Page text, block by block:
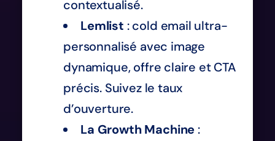
contextualisé.
Lemlist : cold email ultra-
personnalisé avec image
dynamique, offre claire et CTA
précis. Suivez le taux
d’ouverture.
La Growth Machine :